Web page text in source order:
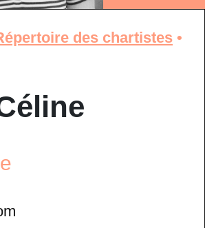
des chartistes •